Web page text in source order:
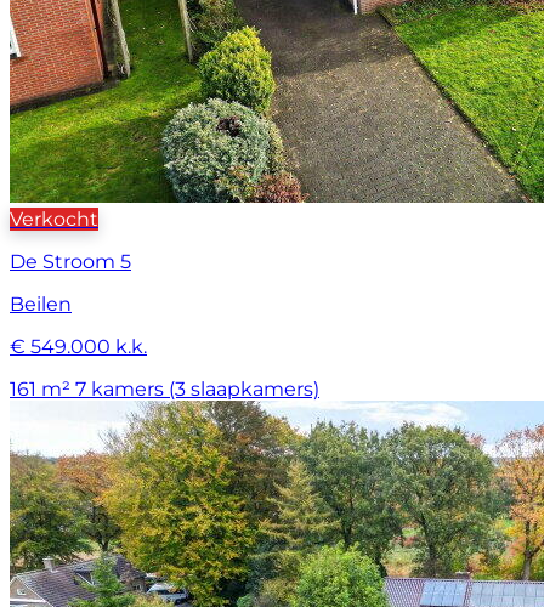
Verkocht
De Stroom 5
Beilen
€ 549.000 k.k.
161 m² 7 kamers (3 slaapkamers)